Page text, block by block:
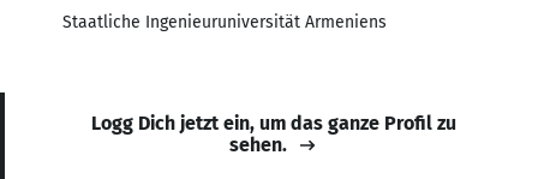
Staatliche Ingenieuruniversität Armeniens
Logg Dich jetzt ein, um das ganze Profil zu
sehen.